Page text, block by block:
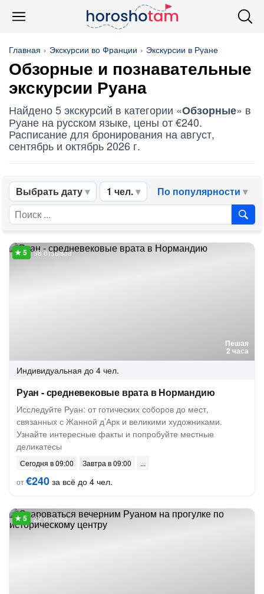
Главная Экскурсии во Франции Экскурсии в Руане
Обзорные и познавательные
экскурсии Руана
Найдено 5 экскурсий в категории «Обзорные» в
Руане на русском языке, цены от €240.
Расписание для бронирования на август,
сентябрь и октябрь 2026 г.
Выбрать дату 1 чел. По популярности
Пешая
2 часа
98 отзывов
Индивидуальная до 4 чел.
Руан - средневековые врата в Нормандию
Исследуйте Руан: от готических соборов до мест,
связанных с Жанной д’Арк и великими художниками.
Узнайте интересные факты и попробуйте местные
деликатесы
Сегодня в 09:00
Завтра в 09:00
от€240 за всё до 4 чел.
22 отзыва